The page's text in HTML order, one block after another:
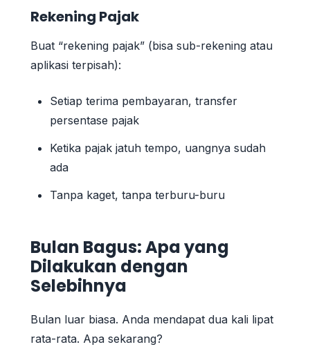
Rekening Pajak
Buat “rekening pajak” (bisa sub-rekening atau
aplikasi terpisah):
Setiap terima pembayaran, transfer
persentase pajak
Ketika pajak jatuh tempo, uangnya sudah
ada
Tanpa kaget, tanpa terburu-buru
Bulan Bagus: Apa yang
Dilakukan dengan
Selebihnya
Bulan luar biasa. Anda mendapat dua kali lipat
rata-rata. Apa sekarang?